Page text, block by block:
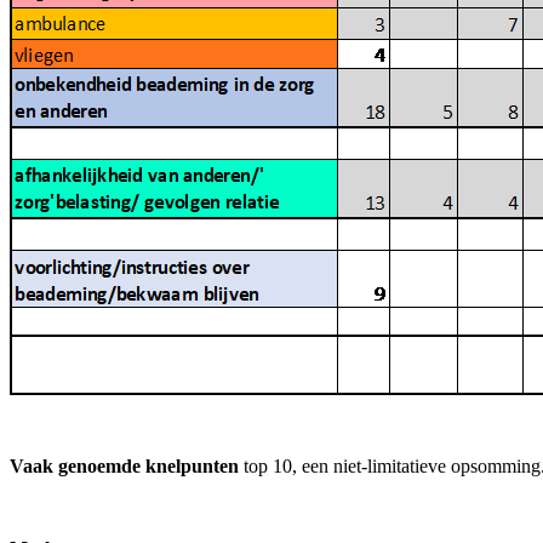
Vaak genoemde knelpunten top 10, een niet-limitatieve